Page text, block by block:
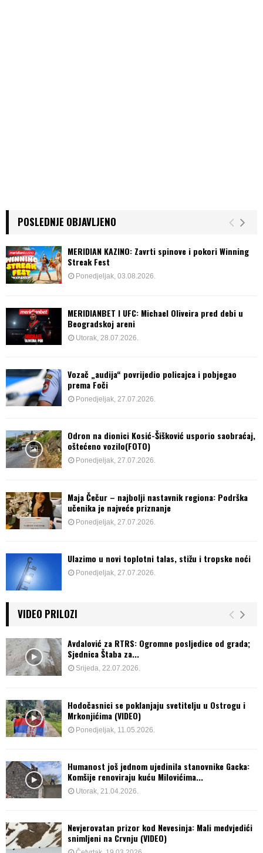
POSLEDNJE OBJAVLJENO
MERIDIAN KAZINO: Zavrti spinove i pokori Winning
Streak Fest
Ponedjeljak, 03.08.2026.
MERIDIANBET I UFC: Michael Oliveira pred debi u
Beogradskoj areni
Utorak, 28.07.2026.
Vozač „audija“ povrijedio policajca i pobjegao
prema Foči
Ponedjeljak, 27.07.2026.
Odron na dionici Kosić-Šišković usporio saobraćaj,
oštećeno vozilo(FOTO)
Ponedjeljak, 27.07.2026.
Maja Čečur – najbolji nastavnik regiona: Podrška
učenika je najveće priznanje
Ponedjeljak, 27.07.2026.
Ulazimo u novi toplotni talas, stižu i tropske noći
Ponedjeljak, 27.07.2026.
VIDEO PRILOZI
Avdalović za RTRS: Ogromne posljedice od grada;
Sjednica Štaba za...
Srijeda, 22.07.2026.
Hodočasnici se poklanjaju svetitelju u Ostrogu i
Mrkonjićima (VIDEO)
Ponedjeljak, 11.05.2026.
Humanost još jednom ujedinila stanovnike Gacka:
Komšije renoviraju kuću Milovićima...
Utorak, 21.04.2026.
Nevjerovatan prizor kod Nevesinja: Mali medvjedići
snimljeni na Crvnju (VIDEO)